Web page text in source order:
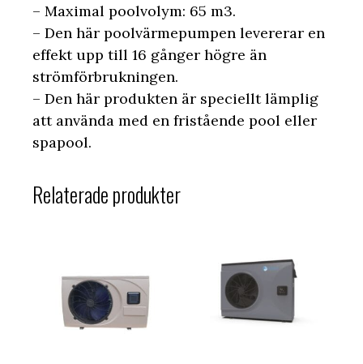
– Maximal poolvolym: 65 m3.
– Den här poolvärmepumpen levererar en
effekt upp till 16 gånger högre än
strömförbrukningen.
– Den här produkten är speciellt lämplig
att använda med en fristående pool eller
spapool.
Relaterade produkter